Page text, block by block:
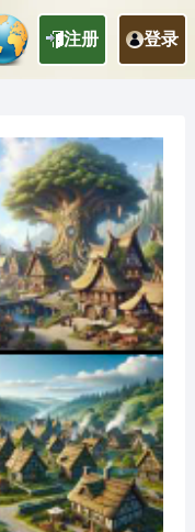
注册 登录